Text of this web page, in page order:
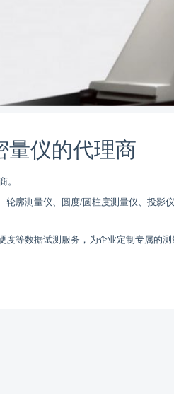
量仪的代理商
廓测量仪、圆度/圆柱度测量仪、投影
等数据试测服务，为企业定制专属的测